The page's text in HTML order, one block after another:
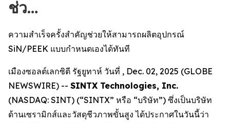
ช่ว…
ความสำเร็จครั้งสำคัญช่วยให้สามารถผลิตอุปกรณ์
SiN/PEEK แบบกำหนดเองได้ทันที
เมืองซอลต์เลกซิตี รัฐยูทาห์ วันที่ , Dec. 02, 2025 (GLOBE
NEWSWIRE) -- SINTX Technologies, Inc.
(NASDAQ: SINT) (“SINTX” หรือ “บริษัท”) ซึ่งเป็นบริษัท
ด้านเซรามิกส์และวัสดุชีวภาพขั้นสูง ได้ประกาศในวันนี้ว่า